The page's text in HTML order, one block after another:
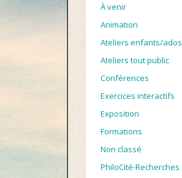
À venir
Animation
Ateliers enfants/ados
Ateliers tout public
Conférences
Exercices interactifs
Exposition
Formations
Non classé
PhiloCité-Recherches